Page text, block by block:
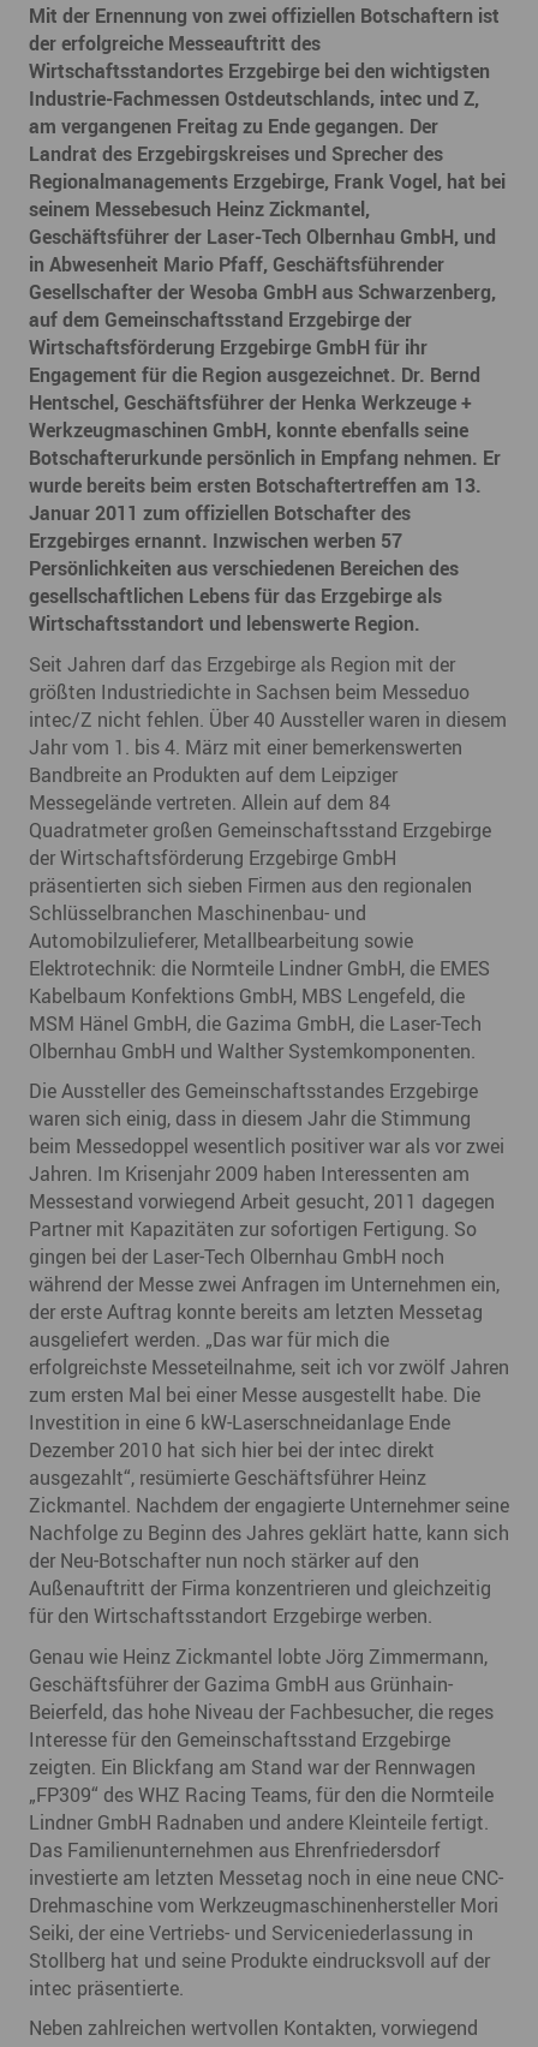
Mit der Ernennung von zwei offiziellen Botschaftern ist
der erfolgreiche Messeauftritt des
Wirtschaftsstandortes Erzgebirge bei den wichtigsten
Industrie-Fachmessen Ostdeutschlands, intec und Z,
am vergangenen Freitag zu Ende gegangen. Der
Landrat des Erzgebirgskreises und Sprecher des
Regionalmanagements Erzgebirge, Frank Vogel, hat bei
seinem Messebesuch Heinz Zickmantel,
Geschäftsführer der Laser-Tech Olbernhau GmbH, und
in Abwesenheit Mario Pfaff, Geschäftsführender
Gesellschafter der Wesoba GmbH aus Schwarzenberg,
auf dem Gemeinschaftsstand Erzgebirge der
Wirtschaftsförderung Erzgebirge GmbH für ihr
Engagement für die Region ausgezeichnet. Dr. Bernd
Hentschel, Geschäftsführer der Henka Werkzeuge +
Werkzeugmaschinen GmbH, konnte ebenfalls seine
Botschafterurkunde persönlich in Empfang nehmen. Er
wurde bereits beim ersten Botschaftertreffen am 13.
Januar 2011 zum offiziellen Botschafter des
Erzgebirges ernannt. Inzwischen werben 57
Persönlichkeiten aus verschiedenen Bereichen des
gesellschaftlichen Lebens für das Erzgebirge als
Wirtschaftsstandort und lebenswerte Region.
Seit Jahren darf das Erzgebirge als Region mit der
größten Industriedichte in Sachsen beim Messeduo
intec/Z nicht fehlen. Über 40 Aussteller waren in diesem
Jahr vom 1. bis 4. März mit einer bemerkenswerten
Bandbreite an Produkten auf dem Leipziger
Messegelände vertreten. Allein auf dem 84
Quadratmeter großen Gemeinschaftsstand Erzgebirge
der Wirtschaftsförderung Erzgebirge GmbH
präsentierten sich sieben Firmen aus den regionalen
Schlüsselbranchen Maschinenbau- und
Automobilzulieferer, Metallbearbeitung sowie
Elektrotechnik: die Normteile Lindner GmbH, die EMES
Kabelbaum Konfektions GmbH, MBS Lengefeld, die
MSM Hänel GmbH, die Gazima GmbH, die Laser-Tech
Olbernhau GmbH und Walther Systemkomponenten.
Die Aussteller des Gemeinschaftsstandes Erzgebirge
waren sich einig, dass in diesem Jahr die Stimmung
beim Messedoppel wesentlich positiver war als vor zwei
Jahren. Im Krisenjahr 2009 haben Interessenten am
Messestand vorwiegend Arbeit gesucht, 2011 dagegen
Partner mit Kapazitäten zur sofortigen Fertigung. So
gingen bei der Laser-Tech Olbernhau GmbH noch
während der Messe zwei Anfragen im Unternehmen ein,
der erste Auftrag konnte bereits am letzten Messetag
ausgeliefert werden. „Das war für mich die
erfolgreichste Messeteilnahme, seit ich vor zwölf Jahren
zum ersten Mal bei einer Messe ausgestellt habe. Die
Investition in eine 6 kW-Laserschneidanlage Ende
Dezember 2010 hat sich hier bei der intec direkt
ausgezahlt“, resümierte Geschäftsführer Heinz
Zickmantel. Nachdem der engagierte Unternehmer seine
Nachfolge zu Beginn des Jahres geklärt hatte, kann sich
der Neu-Botschafter nun noch stärker auf den
Außenauftritt der Firma konzentrieren und gleichzeitig
für den Wirtschaftsstandort Erzgebirge werben.
Genau wie Heinz Zickmantel lobte Jörg Zimmermann,
Geschäftsführer der Gazima GmbH aus Grünhain-
Beierfeld, das hohe Niveau der Fachbesucher, die reges
Interesse für den Gemeinschaftsstand Erzgebirge
zeigten. Ein Blickfang am Stand war der Rennwagen
„FP309“ des WHZ Racing Teams, für den die Normteile
Lindner GmbH Radnaben und andere Kleinteile fertigt.
Das Familienunternehmen aus Ehrenfriedersdorf
investierte am letzten Messetag noch in eine neue CNC-
Drehmaschine vom Werkzeugmaschinenhersteller Mori
Seiki, der eine Vertriebs- und Serviceniederlassung in
Stollberg hat und seine Produkte eindrucksvoll auf der
intec präsentierte.
Neben zahlreichen wertvollen Kontakten, vorwiegend